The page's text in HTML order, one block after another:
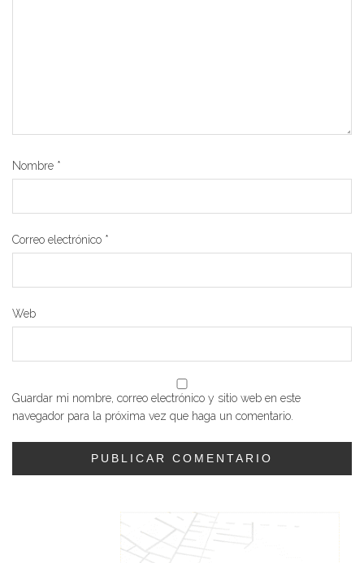
Nombre *
Correo electrónico *
Web
Guardar mi nombre, correo electrónico y sitio web en este
navegador para la próxima vez que haga un comentario.